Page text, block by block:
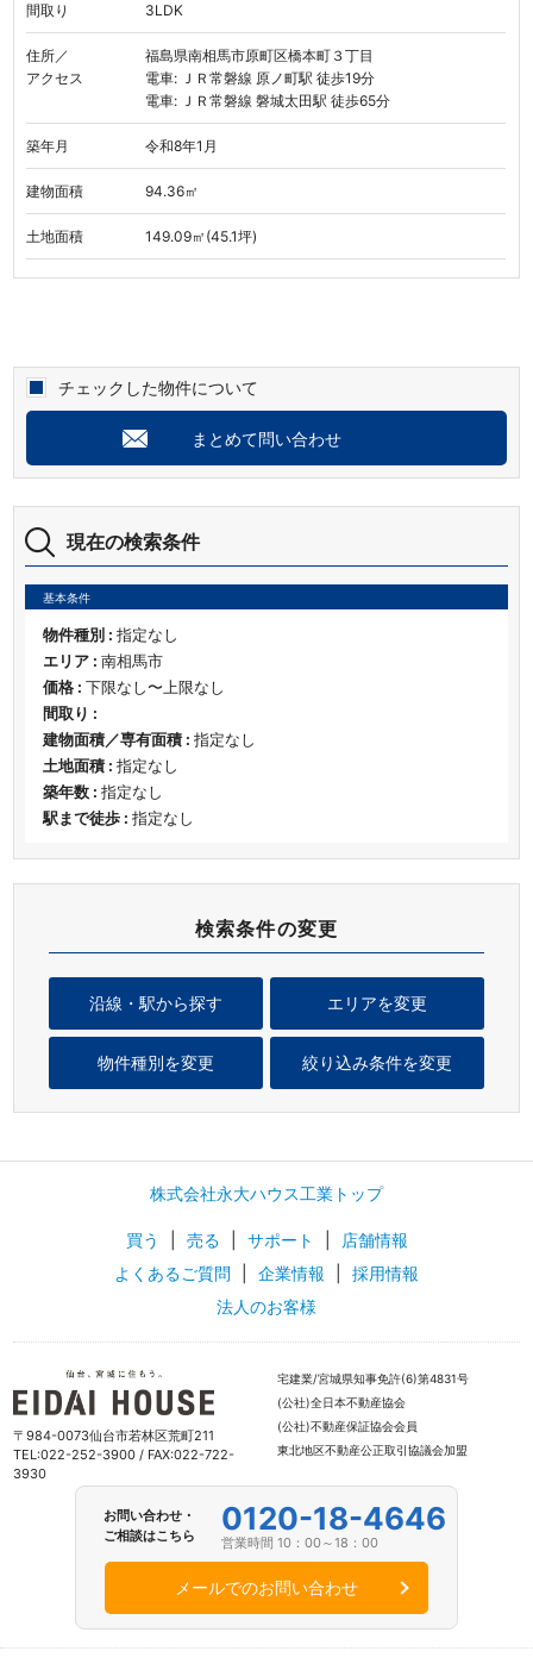
検索条件の変更
エリアを変更
沿線・駅から探す
物件種別を変更 絞り込み条件を変更
現在の検索条件
基本条件
物件種別 : 指定なし
エリア : 南相馬市
価格 : 下限なし〜上限なし
間取り :
建物面積／専有面積 : 指定なし
土地面積 : 指定なし
築年数 : 指定なし
駅まで徒歩 : 指定なし
間取り 3LDK
住所／
アクセス
福島県南相馬市原町区橋本町３丁目
電車: ＪＲ常磐線 原ノ町駅 徒歩19分
電車: ＪＲ常磐線 磐城太田駅 徒歩65分
築年月 令和8年1月
建物面積 94.36㎡
土地面積 149.09㎡(45.1坪)
チェックした物件について
まとめて問い合わせ
株式会社永大ハウス工業トップ
買う 売る サポート
店舗情報
よくあるご質問
企業情報
採用情報
法人のお客様
〒984-0073仙台市若林区荒町211
TEL:022-252-3900 / FAX:022-722-
3930
宅建業/宮城県知事免許(6)第4831号
(公社)全日本不動産協会
(公社)不動産保証協会会員
東北地区不動産公正取引協議会加盟
お問い合わせ・
ご相談はこちら
0120-18-4646
営業時間 10：00～18：00
メールでのお問い合わせ